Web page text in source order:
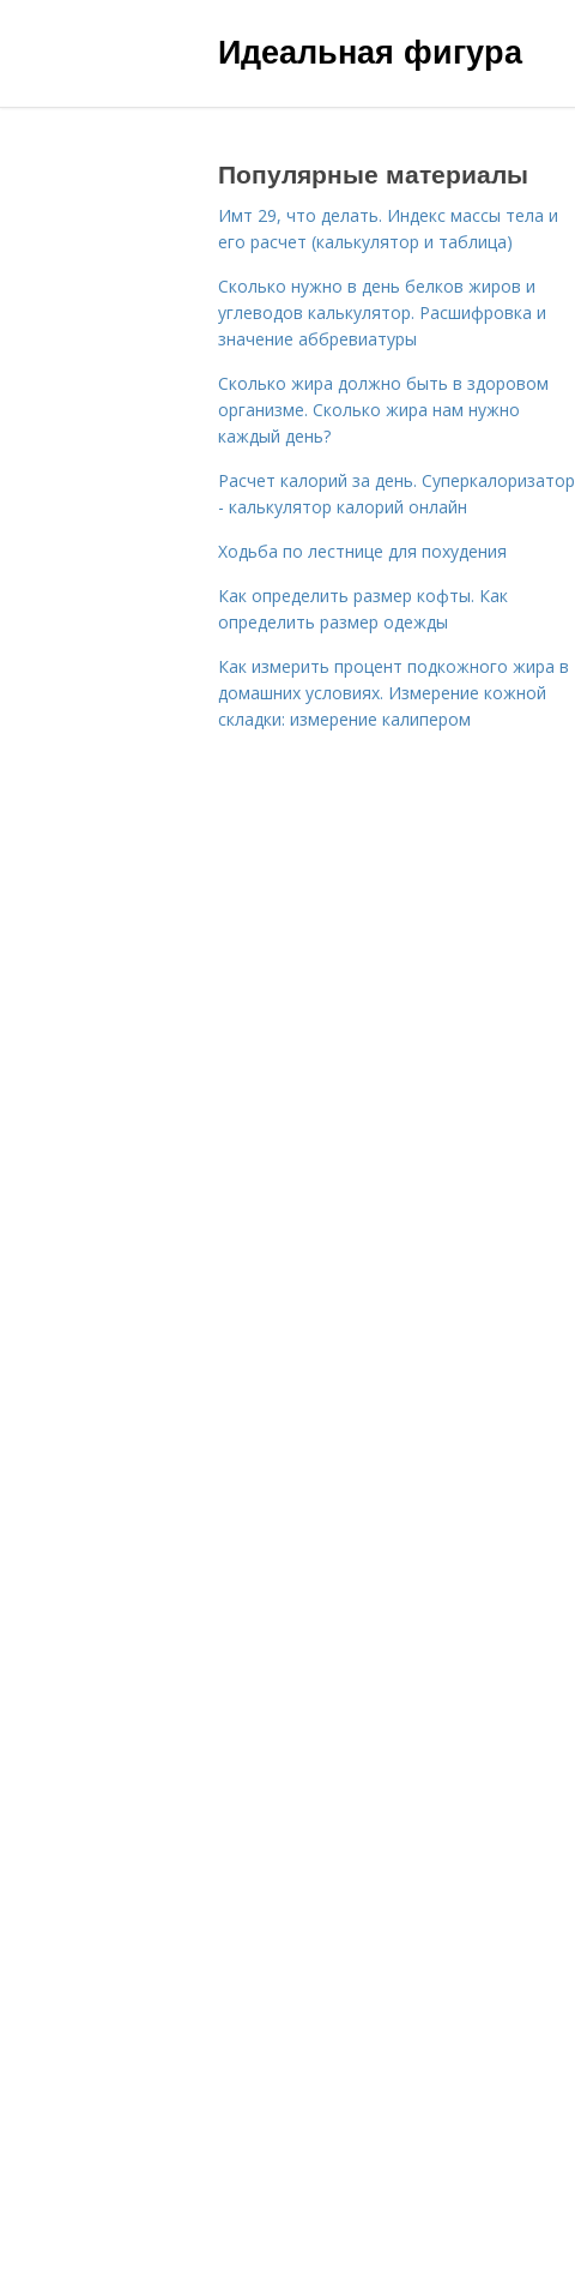
Идеальная фигура
Популярные материалы
Имт 29, что делать. Индекс массы тела и
его расчет (калькулятор и таблица)
Сколько нужно в день белков жиров и
углеводов калькулятор. Расшифровка и
значение аббревиатуры
Сколько жира должно быть в здоровом
организме. Сколько жира нам нужно
каждый день?
Расчет калорий за день. Суперкалоризатор
- калькулятор калорий онлайн
Ходьба по лестнице для похудения
Как определить размер кофты. Как
определить размер одежды
Как измерить процент подкожного жира в
домашних условиях. Измерение кожной
складки: измерение калипером